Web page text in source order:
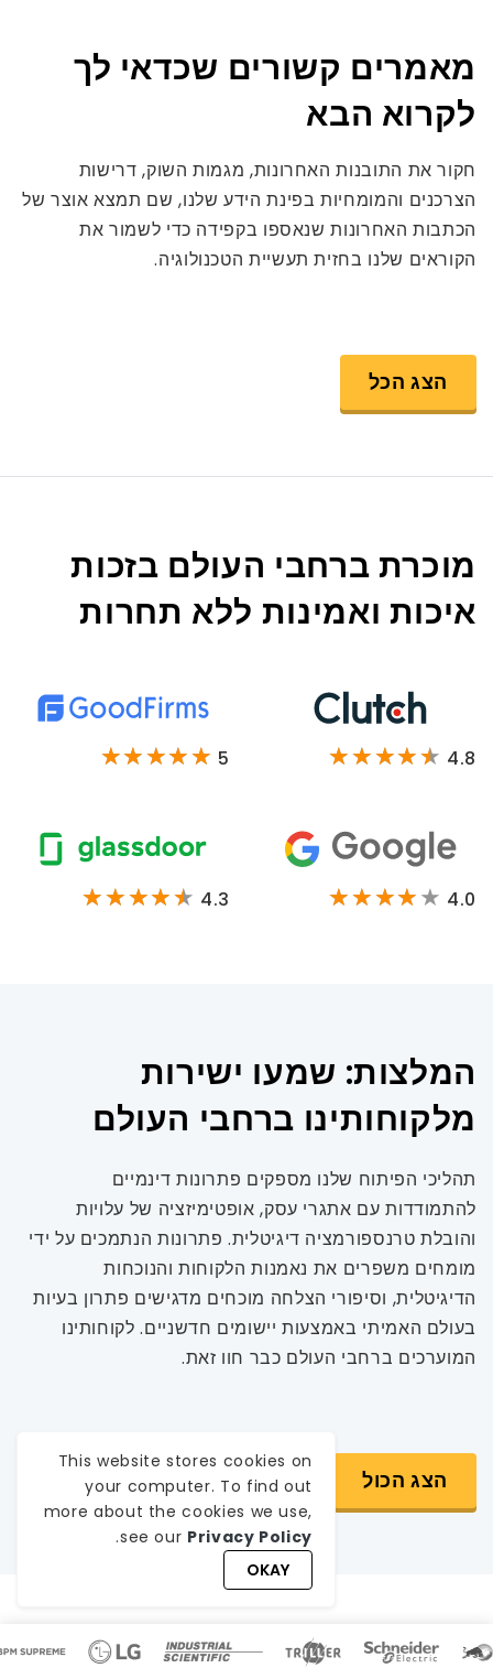
מאמרים קשורים שכדאי לך
לקרוא הבא
חקור את התובנות האחרונות, מגמות השוק, דרישות
הצרכנים והמומחיות בפינת הידע שלנו, שם תמצא אוצר של
הכתבות האחרונות שנאספו בקפידה כדי לשמור את
הקוראים שלנו בחזית תעשיית הטכנולוגיה.
הצג הכל
מוכרת ברחבי העולם בזכות
איכות ואמינות ללא תחרות
4.8
5
4.0
4.3
המלצות: שמעו ישירות
מלקוחותינו ברחבי העולם
תהליכי הפיתוח שלנו מספקים פתרונות דינמיים
להתמודדות עם אתגרי עסק, אופטימיזציה של עלויות
והובלת טרנספורמציה דיגיטלית. פתרונות הנתמכים על ידי
מומחים משפרים את נאמנות הלקוחות והנוכחות
הדיגיטלית, וסיפורי הצלחה מוכחים מדגישים פתרון בעיות
בעולם האמיתי באמצעות יישומים חדשניים. לקוחותינו
המוערכים ברחבי העולם כבר חוו זאת.
הצג הכול
פרסים והכרה
This website stores cookies on
your computer. To find out
more about the cookies we use,
see our Privacy Policy
.
OKAY